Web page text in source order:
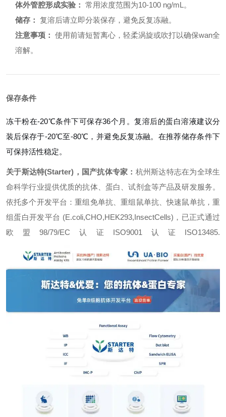
体外管腔形成实验： 常用浓度范围为10-100 ng/mL。
储存： 复溶后请立即分装保存，避免反复冻融。
注意事项： 使用前请短暂离心，轻柔涡旋或吹打以确保wan全
溶解。
保存条件
冻干粉在-20℃条件下可保存36个月。复溶后的蛋白溶液建议分
装后保存于-20℃至-80℃，并避免反复冻融。在推荐储存条件下
可保持活性稳定。
关于斯达特(Starter)，国产抗体专家： 杭州斯达特志在为全球生
命科学行业提供优质的抗体、蛋白、试剂盒等产品及研发服务。
依托多个开发平台：重组免单抗、重组鼠单抗、快速鼠单抗，重
组蛋白开发平台 (E.coli,CHO,HEK293,InsectCells)，已正式通过
欧盟98/79/EC认证ISO9001认证ISO13485.